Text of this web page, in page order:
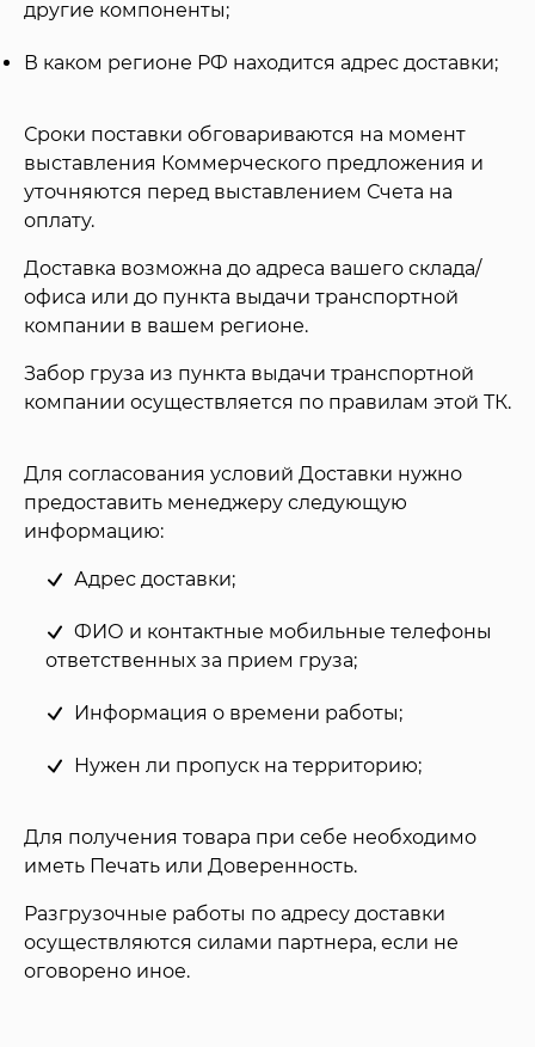
другие компоненты;
В каком регионе РФ находится адрес доставки;
Сроки поставки обговариваются на момент
выставления Коммерческого предложения и
уточняются перед выставлением Счета на
оплату.
Доставка возможна до адреса вашего склада/
офиса или до пункта выдачи транспортной
компании в вашем регионе.
Забор груза из пункта выдачи транспортной
компании осуществляется по правилам этой ТК.
Для согласования условий Доставки нужно
предоставить менеджеру следующую
информацию:
Адрес доставки;
ФИО и контактные мобильные телефоны
ответственных за прием груза;
Информация о времени работы;
Нужен ли пропуск на территорию;
Для получения товара при себе необходимо
иметь Печать или Доверенность.
Разгрузочные работы по адресу доставки
осуществляются силами партнера, если не
оговорено иное.